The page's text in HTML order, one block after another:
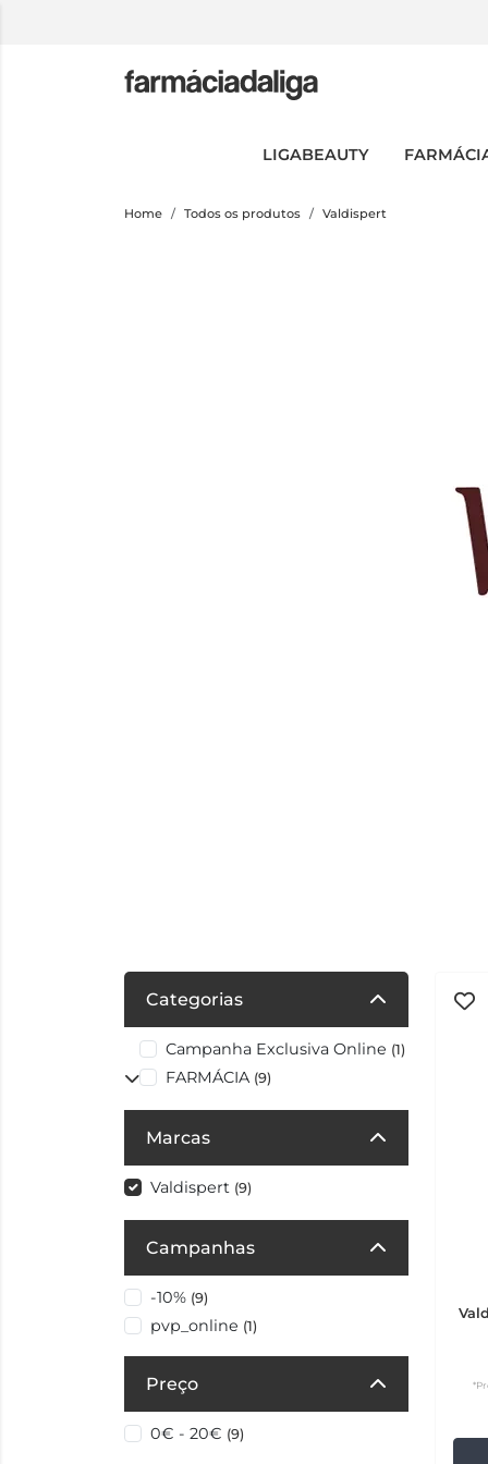
LIGABEAUTY
Home Todos os produtos Valdispert
Categorias
Campanha Exclusiva Online (1)
FARMÁCIA (9)
Marcas
Valdispert (9)
Campanhas
-10% (9)
pvp_online (1)
Preço
0€ - 20€ (9)